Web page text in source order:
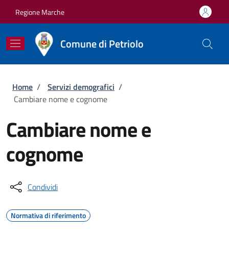
Regione Marche
Comune di Petriolo
Briciole di pane
Home / Servizi demografici /
Cambiare nome e cognome
Cambiare nome e
cognome
Condividi
Normativa di riferimento